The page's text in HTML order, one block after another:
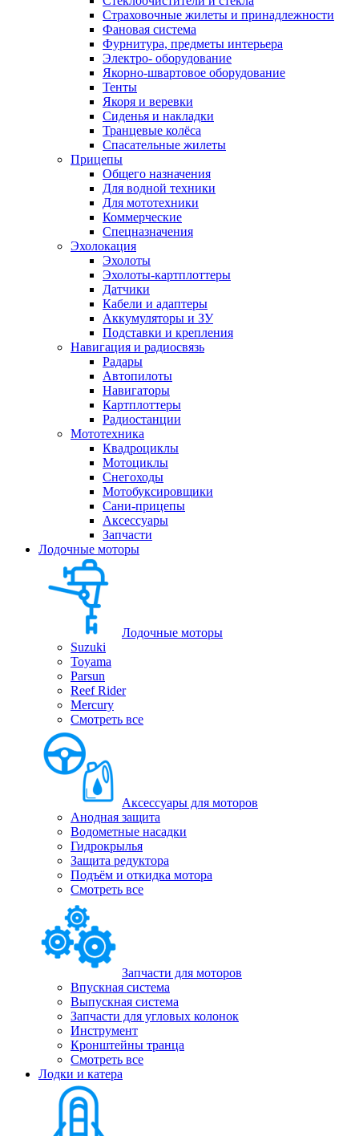
Страховочные жилеты и принадлежности
Фановая система
Фурнитура, предметы интерьера
Электро- оборудование
Якорно-швартовое оборудование
Тенты
Якоря и веревки
Сиденья и накладки
Транцевые колёса
Спасательные жилеты
Прицепы
Общего назначения
Для водной техники
Для мототехники
Коммерческие
Спецназначения
Эхолокация
Эхолоты
Эхолоты-картплоттеры
Датчики
Кабели и адаптеры
Аккумуляторы и ЗУ
Подставки и крепления
Навигация и радиосвязь
Радары
Автопилоты
Навигаторы
Картплоттеры
Радиостанции
Мототехника
Квадроциклы
Мотоциклы
Снегоходы
Мотобуксировщики
Сани-прицепы
Аксессуары
Запчасти
Лодочные моторы
Лодочные моторы
Suzuki
Toyama
Parsun
Reef Rider
Mercury
Смотреть все
Аксессуары для моторов
Анодная защита
Водометные насадки
Гидрокрылья
Защита редуктора
Подъём и откидка мотора
Смотреть все
Запчасти для моторов
Впускная система
Выпускная система
Запчасти для угловых колонок
Инструмент
Кронштейны транца
Смотреть все
Лодки и катера